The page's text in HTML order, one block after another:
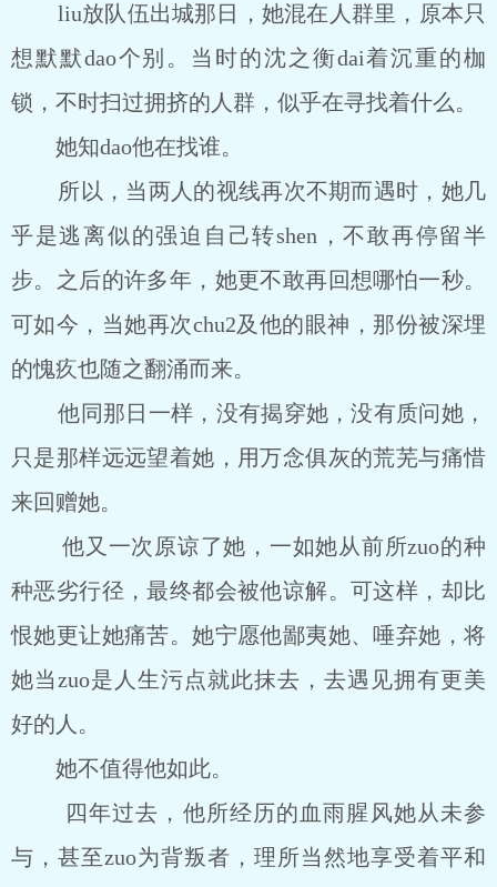
liu放队伍出城那日，她混在人群里，原本只
想默默dao个别。当时的沈之衡dai着沉重的枷
锁，不时扫过拥挤的人群，似乎在寻找着什么。
她知dao他在找谁。
所以，当两人的视线再次不期而遇时，她几
乎是逃离似的强迫自己转shen，不敢再停留半
步。之后的许多年，她更不敢再回想哪怕一秒。
可如今，当她再次chu2及他的眼神，那份被深埋
的愧疚也随之翻涌而来。
他同那日一样，没有揭穿她，没有质问她，
只是那样远远望着她，用万念俱灰的荒芜与痛惜
来回赠她。
他又一次原谅了她，一如她从前所zuo的种
种恶劣行径，最终都会被他谅解。可这样，却比
恨她更让她痛苦。她宁愿他鄙夷她、唾弃她，将
她当zuo是人生污点就此抹去，去遇见拥有更美
好的人。
她不值得他如此。
四年过去，他所经历的血雨腥风她从未参
与，甚至zuo为背叛者，理所当然地享受着平和